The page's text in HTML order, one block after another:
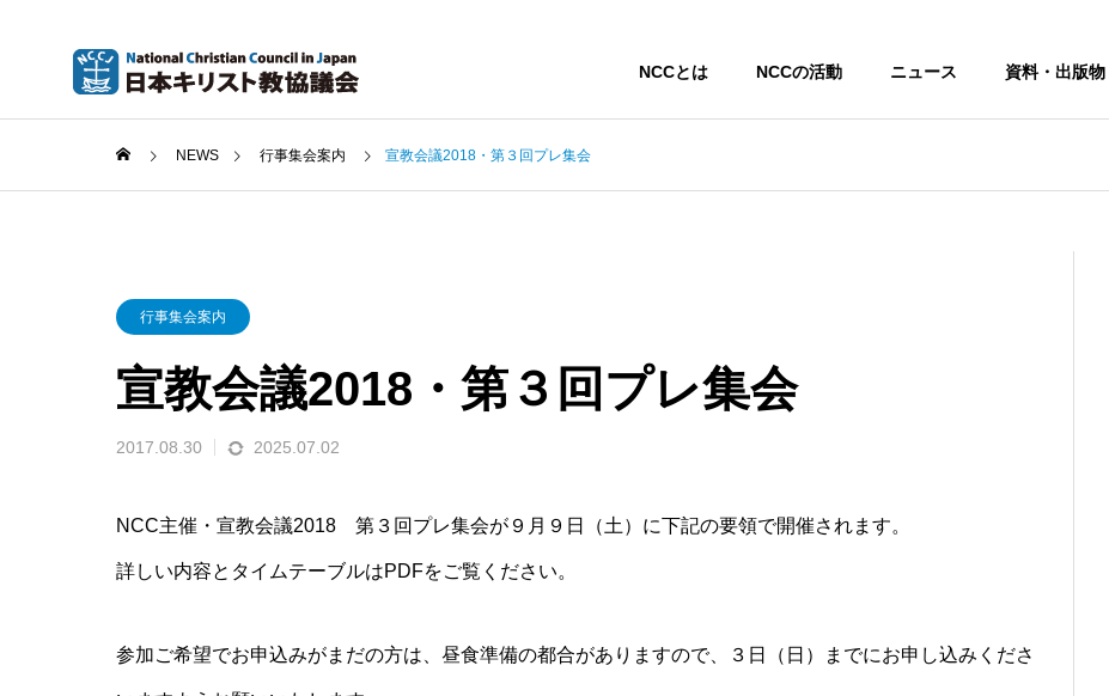
NCCとは NCCの活動 ニュース 資料・出版物
NEWS 行事集会案内 宣教会議2018・第３回プレ集会
行事集会案内
宣教会議2018・第３回プレ集会
2017.08.30 2025.07.02
NCC主催・宣教会議2018 第３回プレ集会が９月９日（土）に下記の要領で開催されます。
詳しい内容とタイムテーブルはPDFをご覧ください。
参加ご希望でお申込みがまだの方は、昼食準備の都合がありますので、３日（日）までにお申し込みくださ